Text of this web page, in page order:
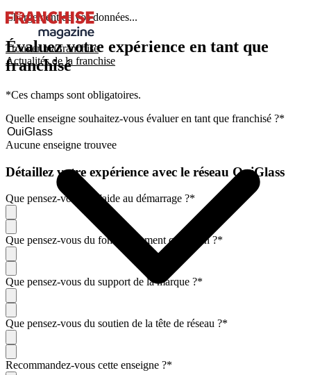
Trouver ma franchise
Actualités de la franchise
Chargement de vos données...
Évaluez votre expérience en tant que
franchisé
*Ces champs sont obligatoires.
Quelle enseigne souhaitez-vous évaluer en tant que franchisé ?*
Aucune enseigne trouvee
Détaillez votre expérience avec le réseau OuiGlass
Que pensez-vous de l'aide au démarrage ?*
Que pensez-vous du fonctionnement quotidien ?*
Que pensez-vous du support de la marque ?*
Que pensez-vous du soutien de la tête de réseau ?*
Recommandez-vous cette enseigne ?*